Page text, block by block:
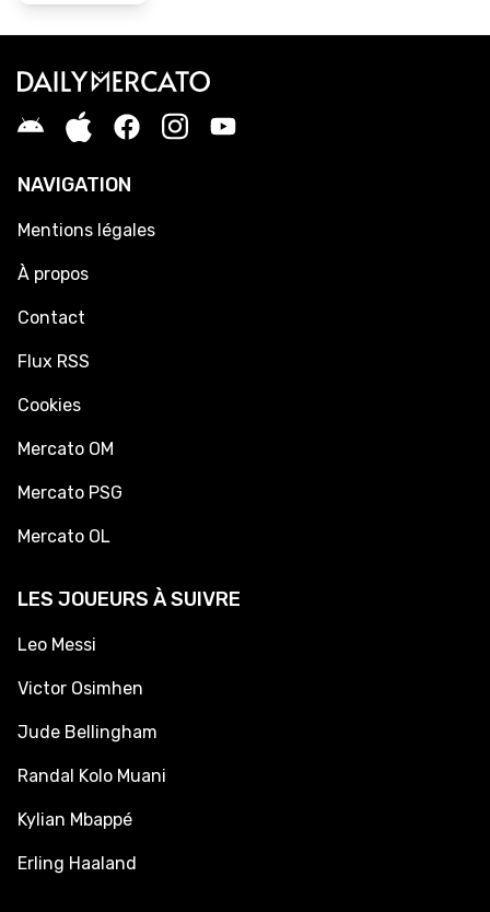
NAVIGATION
Mentions légales
À propos
Contact
Flux RSS
Cookies
Mercato OM
Mercato PSG
Mercato OL
LES JOUEURS À SUIVRE
Leo Messi
Victor Osimhen
Jude Bellingham
Randal Kolo Muani
Kylian Mbappé
Erling Haaland